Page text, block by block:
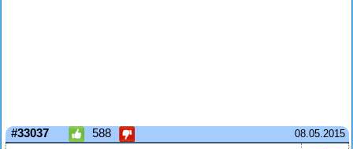
08.05.2015
#33037 588